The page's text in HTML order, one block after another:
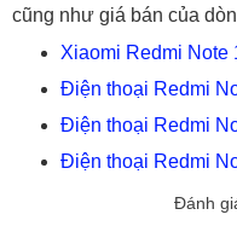
cũng như giá bán của
Xiaomi Redmi Note
Điện thoại Redmi
Điện thoại Redmi
Điện thoại Redmi
Đánh